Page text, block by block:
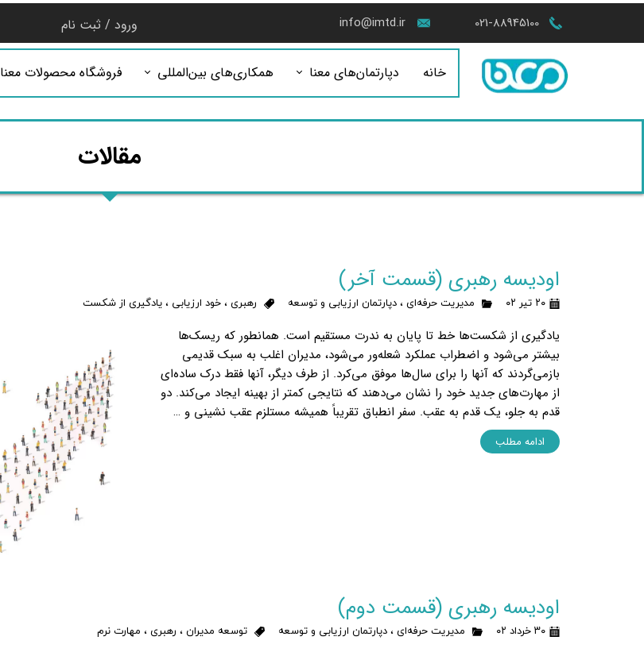
021-88945100
info@imtd.ir ورود / ثبت نام
حساب کاربری من
تغییر گذر واژه
کاربری
خانه دپارتمان‌های معنا همکاری‌های بین‌المللی فروشگاه محصولات معنا
اودیسه رهبری (قسمت آخر)
۲۰ تیر ۰۲ مدیریت حرفه‌ای ، دپارتمان ارزیابی و توسعه رهبری ، خود ارزیابی ، یادگیری از شکست
یادگیری از شکست‌ها خط تا پایان به ندرت مستقیم است. همانطور که ریسک‌ها
بیشتر می‌شود و اضطراب عملکرد شعله‌ور می‌شود، مدیران اغلب به سبک قدیمی
باز‌می‌گردند که آنها را برای سال‌ها موفق می‌کرد. از طرف دیگر، آنها فقط درک ساده‌ای
از مهارت‌های جدید خود را نشان می‌دهند که نتایجی کمتر از بهینه ایجاد می‌کند. دو
قدم به جلو، یک قدم به عقب. سفر انطباق تقریباً همیشه مستلزم عقب نشینی و …
ادامه مطلب
اودیسه رهبری (قسمت دوم)
۳۰ خرداد ۰۲ مدیریت حرفه‌ای ، دپارتمان ارزیابی و توسعه توسعه مدیران ، رهبری ، مهارت نرم
​​مقالات​​​​​​​